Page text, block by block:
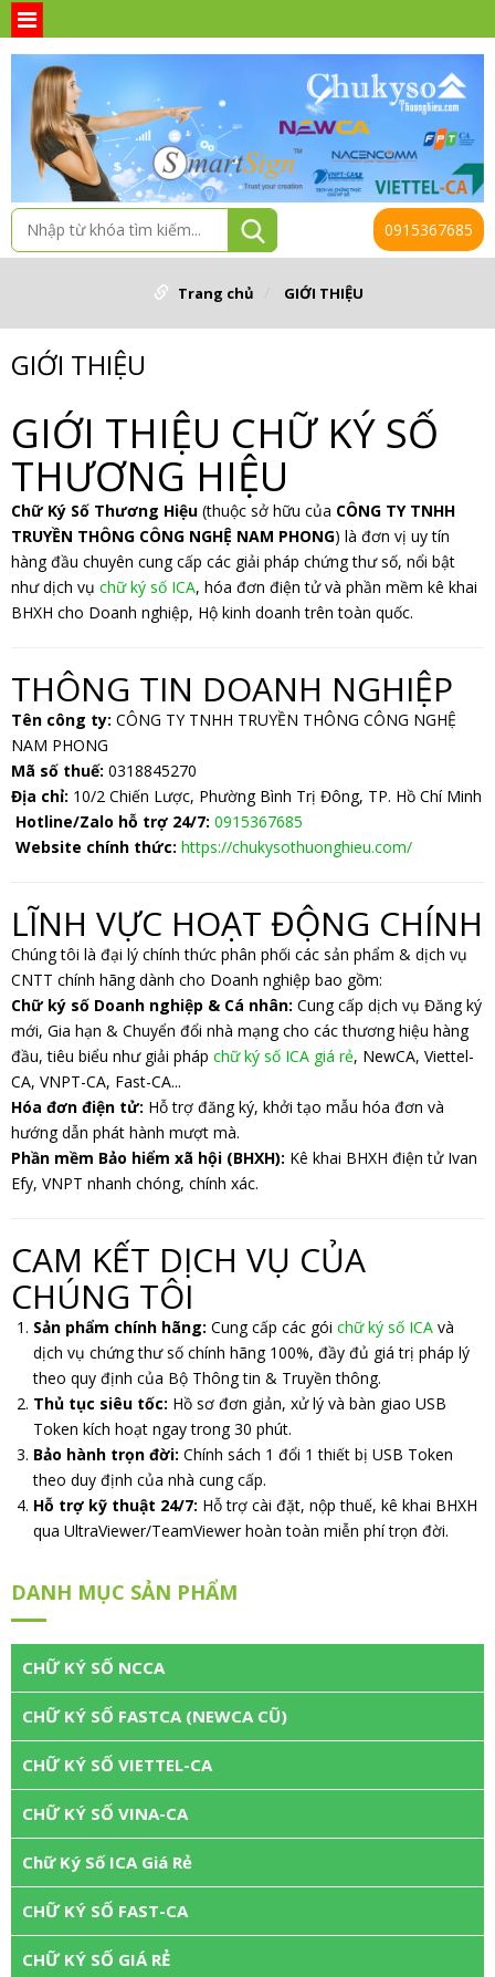
0915367685
Trang chủ GIỚI THIỆU
GIỚI THIỆU
GIỚI THIỆU CHỮ KÝ SỐ
THƯƠNG HIỆU
Chữ Ký Số Thương Hiệu (thuộc sở hữu của CÔNG TY TNHH
TRUYỀN THÔNG CÔNG NGHỆ NAM PHONG) là đơn vị uy tín
hàng đầu chuyên cung cấp các giải pháp chứng thư số, nổi bật
như dịch vụ chữ ký số ICA, hóa đơn điện tử và phần mềm kê khai
BHXH cho Doanh nghiệp, Hộ kinh doanh trên toàn quốc.
THÔNG TIN DOANH NGHIỆP
Tên công ty: CÔNG TY TNHH TRUYỀN THÔNG CÔNG NGHỆ
NAM PHONG
Mã số thuế: 0318845270
Địa chỉ: 10/2 Chiến Lược, Phường Bình Trị Đông, TP. Hồ Chí Minh
Hotline/Zalo hỗ trợ 24/7: 0915367685
Website chính thức: https://chukysothuonghieu.com/
LĨNH VỰC HOẠT ĐỘNG CHÍNH
Chúng tôi là đại lý chính thức phân phối các sản phẩm & dịch vụ
CNTT chính hãng dành cho Doanh nghiệp bao gồm:
Chữ ký số Doanh nghiệp & Cá nhân: Cung cấp dịch vụ Đăng ký
mới, Gia hạn & Chuyển đổi nhà mạng cho các thương hiệu hàng
đầu, tiêu biểu như giải pháp chữ ký số ICA giá rẻ, NewCA, Viettel-
CA, VNPT-CA, Fast-CA...
Hóa đơn điện tử: Hỗ trợ đăng ký, khởi tạo mẫu hóa đơn và
hướng dẫn phát hành mượt mà.
Phần mềm Bảo hiểm xã hội (BHXH): Kê khai BHXH điện tử Ivan
Efy, VNPT nhanh chóng, chính xác.
CAM KẾT DỊCH VỤ CỦA
CHÚNG TÔI
Sản phẩm chính hãng: Cung cấp các gói chữ ký số ICA và
dịch vụ chứng thư số chính hãng 100%, đầy đủ giá trị pháp lý
theo quy định của Bộ Thông tin & Truyền thông.
Thủ tục siêu tốc: Hồ sơ đơn giản, xử lý và bàn giao USB
Token kích hoạt ngay trong 30 phút.
Bảo hành trọn đời: Chính sách 1 đổi 1 thiết bị USB Token
theo duy định của nhà cung cấp.
Hỗ trợ kỹ thuật 24/7: Hỗ trợ cài đặt, nộp thuế, kê khai BHXH
qua UltraViewer/TeamViewer hoàn toàn miễn phí trọn đời.
DANH MỤC SẢN PHẨM
CHỮ KÝ SỐ NCCA
CHỮ KÝ SỐ FASTCA (NEWCA CŨ)
CHỮ KÝ SỐ VIETTEL-CA
CHỮ KÝ SỐ VINA-CA
Chữ Ký Số ICA Giá Rẻ
CHỮ KÝ SỐ FAST-CA
CHỮ KÝ SỐ GIÁ RẺ